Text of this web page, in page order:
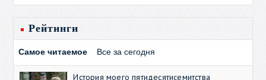
Рейтинги
Самое читаемое Все за сегодня
История моего пятидесятисемитства